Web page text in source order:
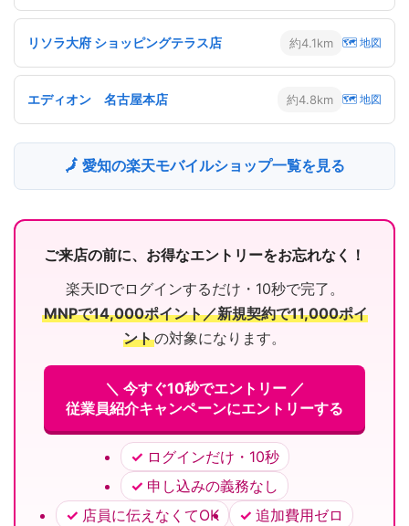
リソラ大府 ショッピングテラス店 約4.1km 🗺 地図
エディオン 名古屋本店 約4.8km 🗺 地図
🗾 愛知の楽天モバイルショップ一覧を見る
ご来店の前に、お得なエントリーをお忘れなく！
楽天IDでログインするだけ・10秒で完了。
MNPで14,000ポイント／新規契約で11,000ポイ
ントの対象になります。
＼ 今すぐ10秒でエントリー ／
従業員紹介キャンペーンにエントリーする
ログインだけ・10秒
申し込みの義務なし
店員に伝えなくてOK
追加費用ゼロ